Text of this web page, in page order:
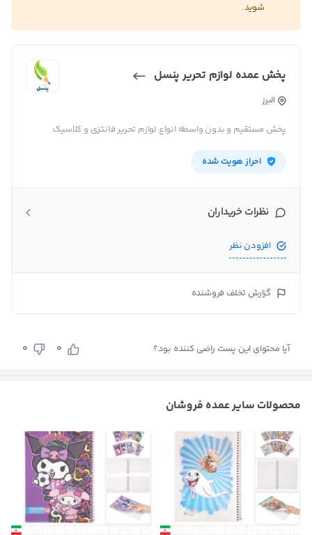
شوید.
پخش عمده لوازم تحریر پنسل
البرز
پخش مستقیم و بدون واسطه انواع لوازم تحریر فانتزی و کلاسیک
احراز هویت شده
نظرات خریداران
افزودن نظر
گزارش تخلف فروشنده
آیا محتوای این پست راضی کننده بود؟ 0
0
محصولات سایر عمده فروشان
بستن